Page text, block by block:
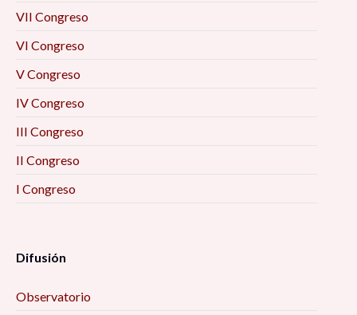
VII Congreso
VI Congreso
V Congreso
IV Congreso
III Congreso
II Congreso
I Congreso
Difusión
Observatorio